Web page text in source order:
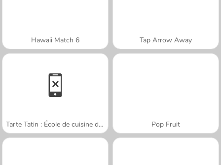
Hawaii Match 6 Tap Arrow Away
Tarte Tatin : École de cuisine de Sara Pop Fruit